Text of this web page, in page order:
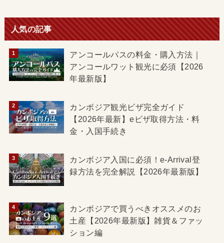
人気の記事
アンコールパスの料金・購入方法｜
アンコールワット観光に必須【2026
年最新版】
カンボジア観光ビザ完全ガイド
【2026年最新】eビザ取得方法・料
金・入国手続き
カンボジア入国に必須！e-Arrival登
録方法を完全解説【2026年最新版】
カンボジアで買うべきオススメのお
土産【2026年最新版】雑貨＆ファッ
ション編